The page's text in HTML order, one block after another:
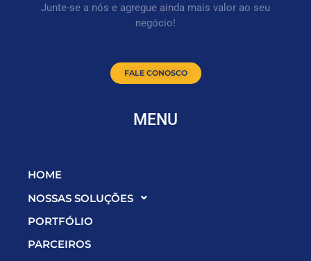
Junte-se a nós e agregue ainda mais valor ao seu
negócio!
FALE CONOSCO
MENU
HOME
NOSSAS SOLUÇÕES
PORTFÓLIO
PARCEIROS